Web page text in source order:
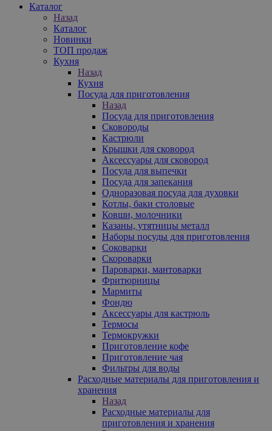
Каталог
Назад
Каталог
Новинки
ТОП продаж
Кухня
Назад
Кухня
Посуда для приготовления
Назад
Посуда для приготовления
Сковороды
Кастрюли
Крышки для сковород
Аксессуары для сковород
Посуда для выпечки
Посуда для запекания
Одноразовая посуда для духовки
Котлы, баки столовые
Ковши, молочники
Казаны, утятницы металл
Наборы посуды для приготовления
Соковарки
Скороварки
Пароварки, мантоварки
Фритюрницы
Мармиты
Фондю
Аксессуары для кастрюль
Термосы
Термокружки
Приготовление кофе
Приготовление чая
Фильтры для воды
Расходные материалы для приготовления и
хранения
Назад
Расходные материалы для
приготовления и хранения